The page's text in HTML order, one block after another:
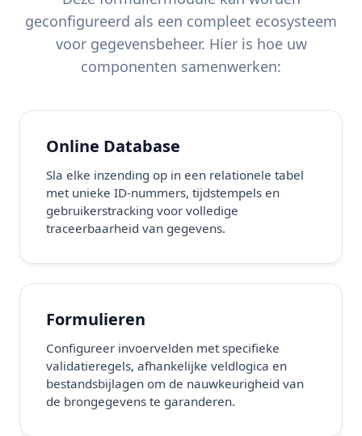
geconfigureerd als een compleet ecosysteem
voor gegevensbeheer. Hier is hoe uw
componenten samenwerken:
Online Database
Sla elke inzending op in een relationele tabel
met unieke ID-nummers, tijdstempels en
gebruikerstracking voor volledige
traceerbaarheid van gegevens.
Formulieren
Configureer invoervelden met specifieke
validatieregels, afhankelijke veldlogica en
bestandsbijlagen om de nauwkeurigheid van
de brongegevens te garanderen.